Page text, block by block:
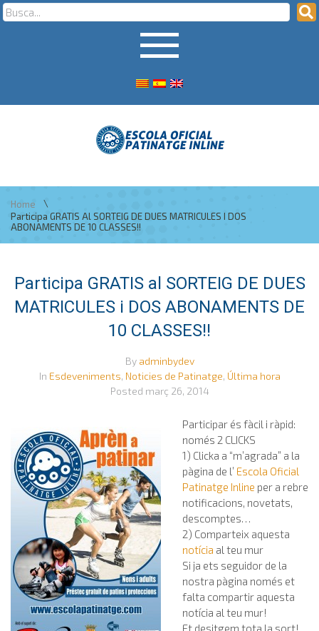
Home
\
Participa GRATIS Al SORTEIG DE DUES MATRICULES I DOS
ABONAMENTS DE 10 CLASSES!!
Participa GRATIS al SORTEIG DE DUES
MATRICULES i DOS ABONAMENTS DE
10 CLASSES!!
By adminbydev
In Esdeveniments, Noticies de Patinatge, Última hora
Posted març 26, 2014
Participar és fàcil i ràpid:
només 2 CLICKS
1) Clicka a “m’agrada” a la
pàgina de l’ Escola Oficial
Patinatge Inline per a rebre
notificacions, novetats,
descomptes…
2) Comparteix aquesta
notícia al teu mur
Si ja ets seguidor de la
nostra pàgina només et
falta compartir aquesta
notícia al teu mur!
Et desitgem tota la sort!